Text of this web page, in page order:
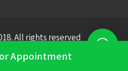
All rights reserved
Bigis Technology
Appointment